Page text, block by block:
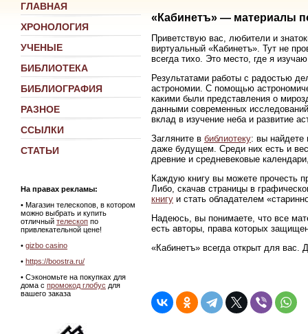
ГЛАВНАЯ
ХРОНОЛОГИЯ
УЧЕНЫЕ
БИБЛИОТЕКА
БИБЛИОГРАФИЯ
РАЗНОЕ
ССЫЛКИ
СТАТЬИ
На правах рекламы:
• Магазин телескопов, в котором
можно выбрать и купить
отличный телескоп по
привлекательной цене!
• gizbo casino
• https://boostra.ru/
• Сэкономьте на покупках для
дома с промокод глобус для
вашего заказа
«Кабинетъ» — материалы
Приветствую вас, любители и
виртуальный «Кабинетъ». Тут не
всегда тихо. Это место, где я
Результатами работы с радостью
астрономии. С помощью
какими были представления о
данными современных
вклад в изучение неба и развитие
Загляните в библиотеку: вы найдете
даже будущем. Среди них есть и
древние и средневековые
Каждую книгу вы можете прочесть
Либо, скачав страницы в
книгу и стать обладателем
Надеюсь, вы понимаете, что все
есть авторы, права которых
«Кабинетъ» всегда открыт для вас.